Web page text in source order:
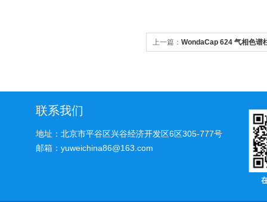
上一篇： WondaCap 624 气相色谱
联系我们
地址：北京市平谷区兴谷经济开发区6区305-777号
邮箱：yuweichina86@163.com